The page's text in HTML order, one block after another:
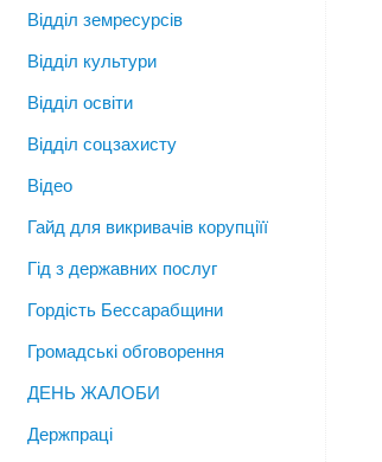
Відділ земресурсів
Відділ культури
Відділ освіти
Відділ соцзахисту
Відео
Гайд для викривачів корупціїї
Гід з державних послуг
Гордість Бессарабщини
Громадські обговорення
ДЕНЬ ЖАЛОБИ
Держпраці